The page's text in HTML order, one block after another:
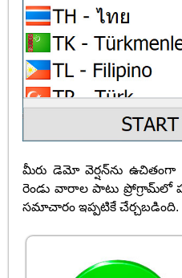
మీరు డెమో వెర్షన్‌ను
రెండు వారాల పాటు ప్రోగ్రామ్‌లో
సమాచారం ఇప్పటికే చేర్చబడింది.